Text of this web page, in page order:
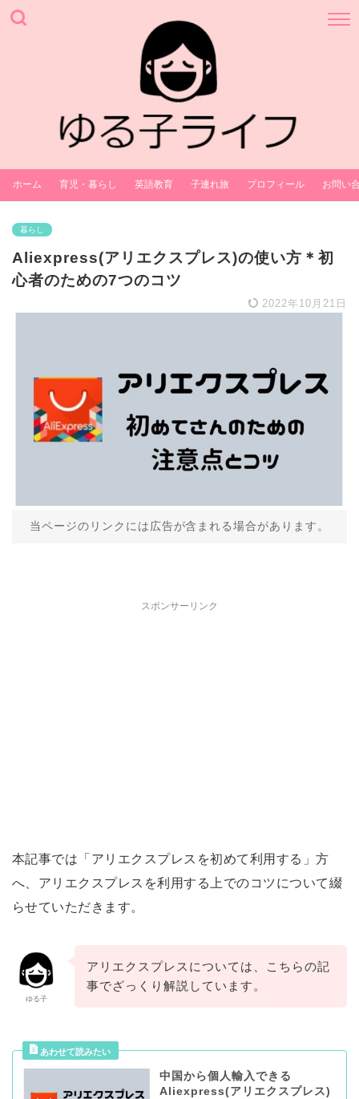
ホーム 育児・暮らし 英語教育 子連れ旅 プロフィール お問い
暮らし
Aliexpress(アリエクスプレス)の使い方＊初
心者のための7つのコツ
2022年10月21日
当ページのリンクには広告が含まれる場合があります。
スポンサーリンク
本記事では「アリエクスプレスを初めて利用する」方
へ、アリエクスプレスを利用する上でのコツについて綴
らせていただきます。
ゆる子
アリエクスプレスについては、こちらの記
事でざっくり解説しています。
中国から個人輸入できる
Aliexpress(アリエクスプレス)